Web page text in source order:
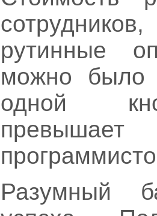
рутинные
можно было
одной
превышает
Разумный